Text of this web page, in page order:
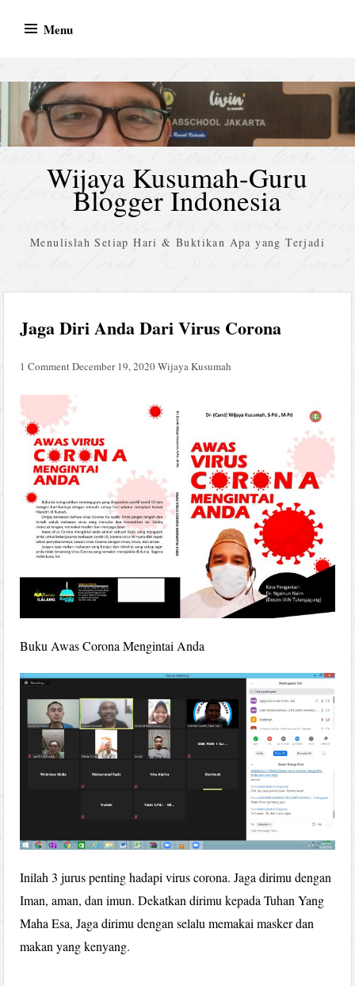
Menu
Wijaya Kusumah-Guru
Blogger Indonesia
Menulislah Setiap Hari & Buktikan Apa yang Terjadi
Jaga Diri Anda Dari Virus Corona
1 Comment December 19, 2020Wijaya Kusumah
Buku Awas Corona Mengintai Anda
Inilah 3 jurus penting hadapi virus corona. Jaga dirimu dengan
Iman, aman, dan imun. Dekatkan dirimu kepada Tuhan Yang
Maha Esa, Jaga dirimu dengan selalu memakai masker dan
makan yang kenyang.